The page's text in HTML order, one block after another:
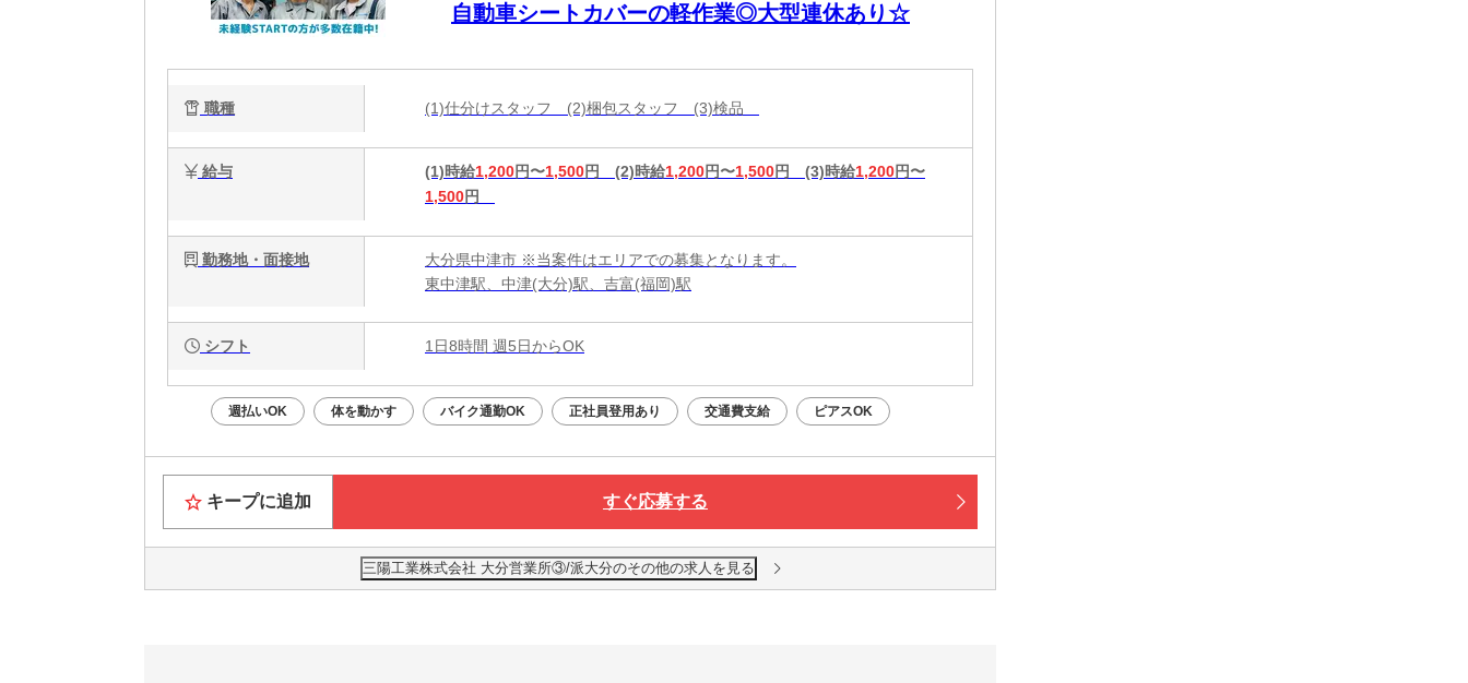
自動車シートカバーの軽作業◎大型連休あり☆
職種 (1)仕分けスタッフ (2)梱包スタッフ (3)検品
給与 (1)時給1,200円〜1,500円 (2)時給1,200円〜1,500円 (3)時給1,200円〜
1,500円
勤務地・面接地
大分県中津市 ※当案件はエリアでの募集となります。
東中津駅、中津(大分)駅、吉富(福岡)駅
シフト 1日8時間 週5日からOK
週払いOK 体を動かす バイク通勤OK 正社員登用あり 交通費支給 ピアスOK
キープに追加 すぐ応募する
三陽工業株式会社 大分営業所③/派大分のその他の求人を見る